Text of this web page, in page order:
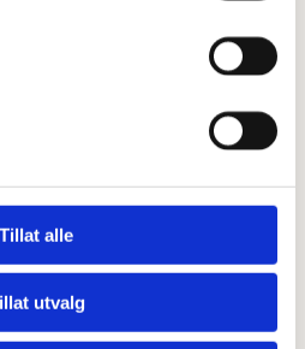
Tillat alle
utvalg
og strø litt pizzakrydder på toppen
på tiden
som Coop Obs, Mega og Extra, Kolibri
Oslo, Jacobs på Holtet og